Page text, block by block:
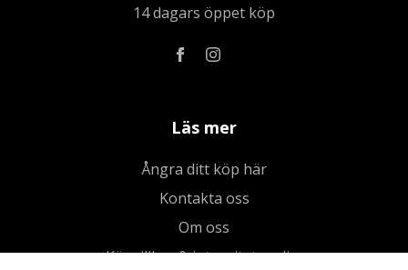
14 dagars öppet köp
Läs mer
Ångra ditt köp här
Kontakta oss
Om oss
Köpvillkor & integritetspolicy